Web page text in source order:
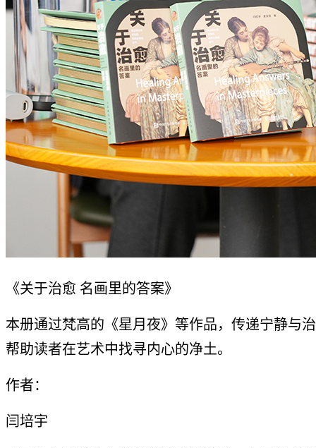
《关于治愈 名画里的答案》
本册通过梵高的《星月夜》等作品，传递宁静与
帮助读者在艺术中找寻内心的净土。
作者：
闫培宇